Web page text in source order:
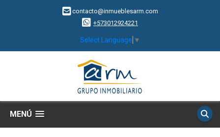
contacto@inmueblesarm.com
+573012924221
Select Language ▼
MENÚ